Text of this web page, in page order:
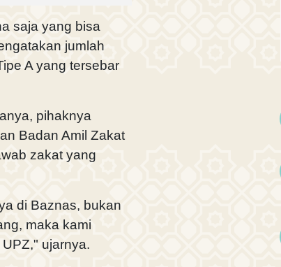
saja yang bisa
jumlah
A yang tersebar
pihaknya
Badan Amil Zakat
zakat yang
di Baznas, bukan
maka kami
ujarnya.